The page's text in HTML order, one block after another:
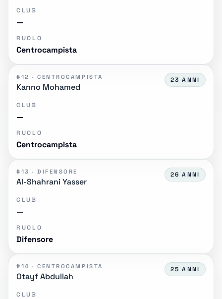
CLUB
—
RUOLO
Centrocampista
#12 · CENTROCAMPISTA
Kanno Mohamed
23 ANNI
CLUB
—
RUOLO
Centrocampista
#13 · DIFENSORE
Al-Shahrani Yasser
26 ANNI
CLUB
—
RUOLO
Difensore
#14 · CENTROCAMPISTA
Otayf Abdullah
25 ANNI
CLUB